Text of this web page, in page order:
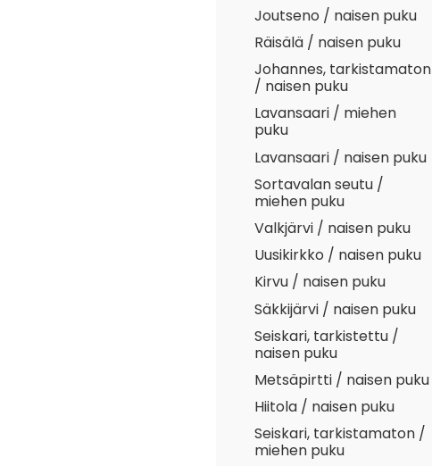
Joutseno / naisen puku
Räisälä / naisen puku
Johannes, tarkistamaton
/ naisen puku
Lavansaari / miehen
puku
Lavansaari / naisen puku
Sortavalan seutu /
miehen puku
Valkjärvi / naisen puku
Uusikirkko / naisen puku
Kirvu / naisen puku
Säkkijärvi / naisen puku
Seiskari, tarkistettu /
naisen puku
Metsäpirtti / naisen puku
Hiitola / naisen puku
Seiskari, tarkistamaton /
miehen puku